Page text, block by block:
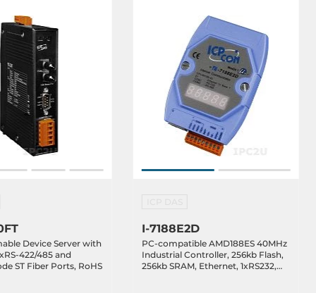
Device Server with
422/485 and
ST Fiber Ports, RoHS
I-7188E2D
PC-compatible AMD188ES 40MHz
Industrial Controller, 256kb Flash,
256kb SRAM, Ethernet, 1xRS232,